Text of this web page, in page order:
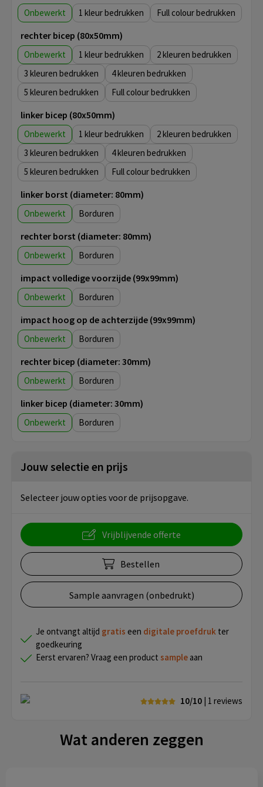
Onbewerkt 1 Full colour
rechter bicep (80x50mm)
Onbewerkt 1
2
3
4
5
Full colour
linker bicep (80x50mm)
Onbewerkt 1
2
3
4
5
Full colour
linker borst (diameter: 80mm)
Onbewerkt Borduren
rechter borst (diameter: 80mm)
Onbewerkt Borduren
impact volledige voorzijde (99x99mm)
Onbewerkt Borduren
impact hoog op de achterzijde (99x99mm)
Onbewerkt Borduren
rechter bicep (diameter: 30mm)
Onbewerkt Borduren
linker bicep (diameter: 30mm)
Onbewerkt Borduren
Jouw selectie en prijs
Selecteer jouw opties voor de prijsopgave.
Vrijblijvende offerte
Bestellen
Sample aanvragen (onbedrukt)
Je ontvangt altijd gratis een digitale proefdruk ter
goedkeuring
Eerst ervaren? Vraag een product sample aan
10/10 | 1 reviews
Wat anderen zeggen